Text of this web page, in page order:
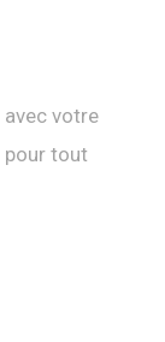
votre
pour tout